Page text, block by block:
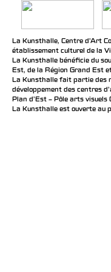
La Kunsthalle, Centre d’Art
établissement culturel de la
La Kunsthalle bénéficie du
Est, de la Région Grand Est
La Kunsthalle fait partie des
développement des centres
Plan d’Est – Pôle arts visuels
La Kunsthalle est ouverte au